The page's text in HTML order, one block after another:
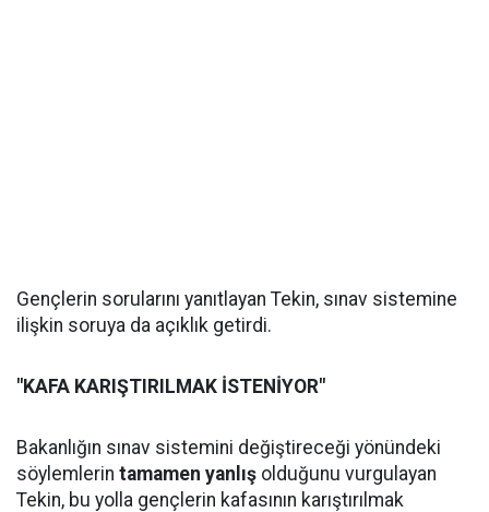
Gençlerin sorularını yanıtlayan Tekin, sınav sistemine
ilişkin soruya da açıklık getirdi.
"KAFA KARIŞTIRILMAK İSTENİYOR"
Bakanlığın sınav sistemini değiştireceği yönündeki
söylemlerin tamamen yanlış olduğunu vurgulayan
Tekin, bu yolla gençlerin kafasının karıştırılmak